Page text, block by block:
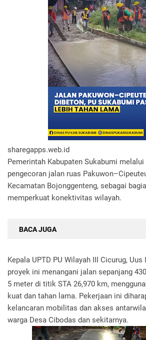
sharegapps.web.id
Pemerintah Kabupaten Sukabumi
pengecoran jalan ruas
Kecamatan Bojonggenteng, sebagai
memperkuat konektivitas wilayah.
BACA JUGA
Kepala UPTD PU Wilayah III Cicurug,
proyek ini menangani jalan sepanjang
5 meter di titik STA 26,970 km,
kuat dan tahan lama. Pekerjaan ini
kelancaran mobilitas dan akses
warga Desa Cibodas dan sekitarnya.